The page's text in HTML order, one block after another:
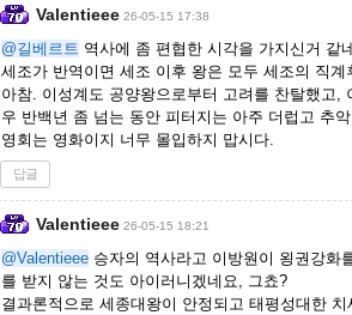
Valentieee 26-05-15 17:38
@길베르트 역사에 좀 편협한 시각을 가지신거 같
세조가 반역이면 세조 이후 왕은 모두 세조의 직
아참. 이성계도 공양왕으로부터 고려를 찬탈했고
우 반백년 좀 넘는 동안 피터지는 아주 더럽고 추
영회는 영화이지 너무 몰입하지 맙시다.
답글
Valentieee 26-05-15 18:21
@Valentieee 승자의 역사라고 이방원이 욍권강화
를 받지 않는 것도 아이러니겠네요, 그쵸?
결과론적으로 세종대왕이 안정되고 태평성대한